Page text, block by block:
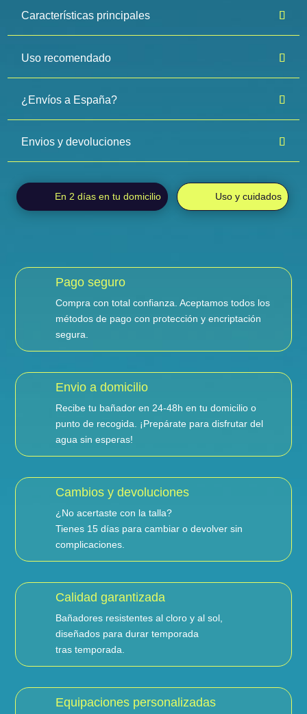
Características principales
Uso recomendado
¿Envíos a España?
Envios y devoluciones
En 2 días en tu domicilio Uso y cuidados
Pago seguro
Compra con total confianza. Aceptamos todos los
métodos de pago con protección y encriptación
segura.
Envio a domicilio
Recibe tu bañador en 24-48h en tu domicilio o
punto de recogida. ¡Prepárate para disfrutar del
agua sin esperas!
Cambios y devoluciones
¿No acertaste con la talla?
Tienes 15 días para cambiar o devolver sin
complicaciones.
Calidad garantizada
Bañadores resistentes al cloro y al sol,
diseñados para durar temporada
tras temporada.
Equipaciones personalizadas